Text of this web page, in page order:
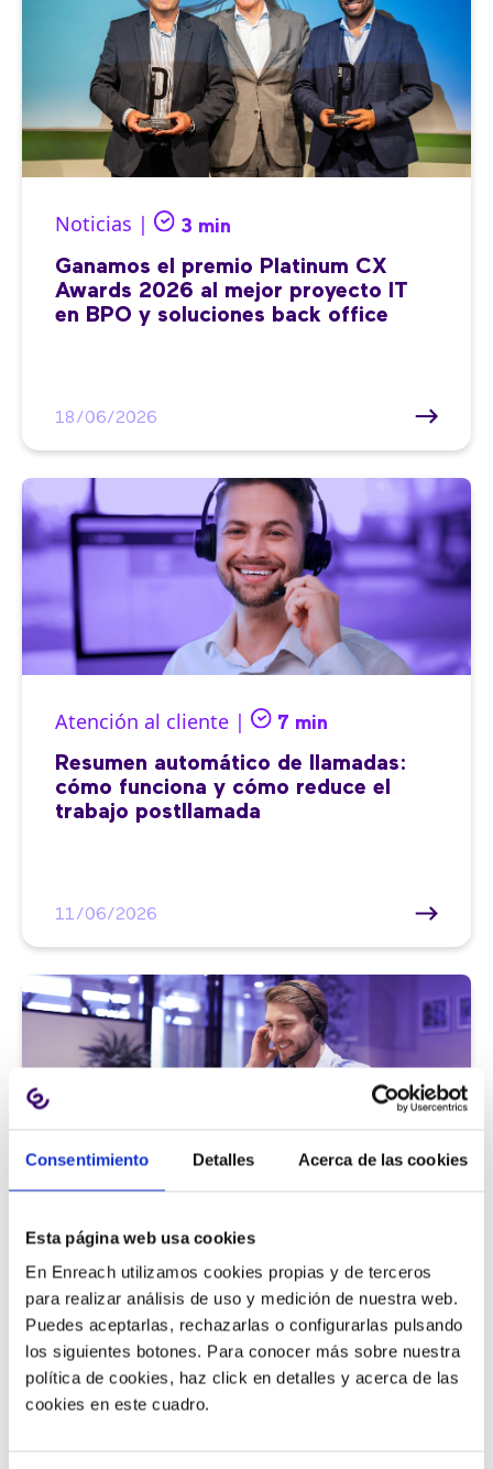
Consentimiento Detalles Acerca de las cookies
Esta página web usa cookies
En Enreach utilizamos cookies propias y de terceros
para realizar análisis de uso y medición de nuestra web.
Puedes aceptarlas, rechazarlas o configurarlas pulsando
los siguientes botones. Para conocer más sobre nuestra
política de cookies, haz click en detalles y acerca de las
cookies en este cuadro.
Noticias | 3 min
Ganamos el premio Platinum CX
Awards 2026 al mejor proyecto IT
en BPO y soluciones back office
18/06/2026
Atención al cliente | 7 min
Resumen automático de llamadas:
cómo funciona y cómo reduce el
trabajo postllamada
11/06/2026
9 métricas de call center para medir
la satisfacción del cliente
11/06/2026